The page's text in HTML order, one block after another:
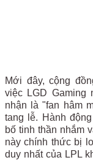
Mới đây, cộng
việc LGD
nhận là "fan hâm
tang lễ. Hành
bố tinh thần nhắm
này chính thức bị
duy nhất của LPL